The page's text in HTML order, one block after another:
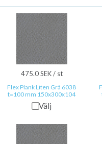
475.0 SEK / st
Flex Plank Liten Grå 6038
t=100 mm 150x300x104
Välj